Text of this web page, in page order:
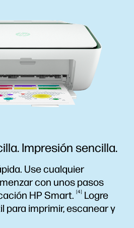
Impresión sencilla.
Use cualquier
con unos pasos
HP Smart. 4
Logre
para imprimir, escanear y